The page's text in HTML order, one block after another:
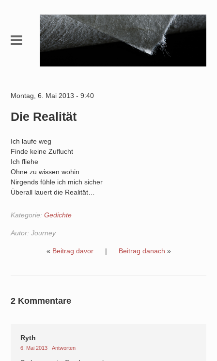
Montag, 6. Mai 2013 - 9:40
Die Realität
Ich laufe weg
Finde keine Zuflucht
Ich fliehe
Ohne zu wissen wohin
Nirgends fühle ich mich sicher
Überall lauert die Realität…
Kategorie: Gedichte
Autor: Journey
« Beitrag davor| Beitrag danach »
2 Kommentare
Ryth
6. Mai 2013 Antworten